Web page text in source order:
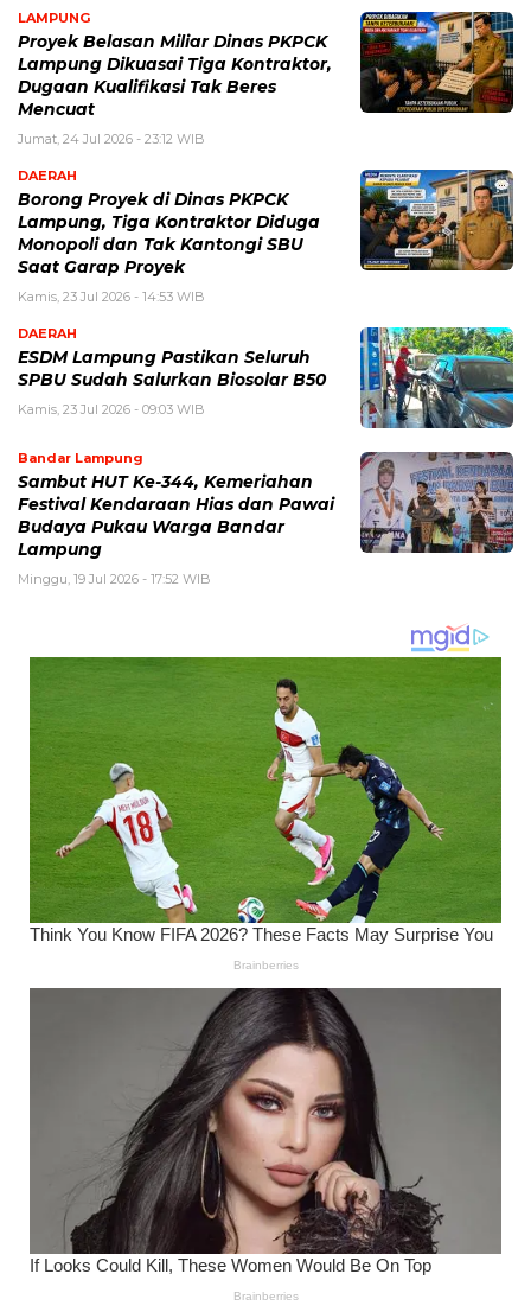
LAMPUNG
Proyek Belasan Miliar Dinas PKPCK
Lampung Dikuasai Tiga Kontraktor,
Dugaan Kualifikasi Tak Beres
Mencuat
Jumat, 24 Jul 2026 - 23:12 WIB
DAERAH
Borong Proyek di Dinas PKPCK
Lampung, Tiga Kontraktor Diduga
Monopoli dan Tak Kantongi SBU
Saat Garap Proyek
Kamis, 23 Jul 2026 - 14:53 WIB
DAERAH
ESDM Lampung Pastikan Seluruh
SPBU Sudah Salurkan Biosolar B50
Kamis, 23 Jul 2026 - 09:03 WIB
Bandar Lampung
Sambut HUT Ke-344, Kemeriahan
Festival Kendaraan Hias dan Pawai
Budaya Pukau Warga Bandar
Lampung
Minggu, 19 Jul 2026 - 17:52 WIB